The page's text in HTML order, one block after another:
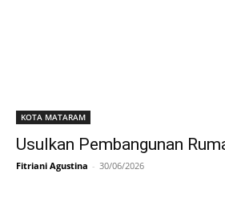
KOTA MATARAM
Usulkan Pembangunan
Fitriani Agustina - 30/06/2026